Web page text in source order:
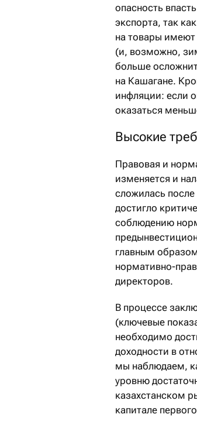
опасность
экспорта, так
на товары имеют
(и, возможно,
больше
на Кашагане.
инфляции: если
оказаться
Высокие
Правовая и
изменяется и
сложилась
достигло
соблюдению
главным
нормативно-
директоров.
В процессе
(ключевые
необходимо
доходности в
мы наблюдаем,
уровню
казахстанском
капитале